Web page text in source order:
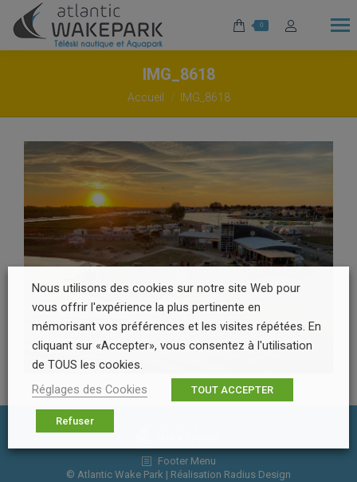
0
IMG_8618
Vous êtes ici :
Accueil IMG_8618
Footer Menu
© Atlantic Wake Park | Réalisation Radius Design
Nous utilisons des cookies sur notre site Web pour
vous offrir l'expérience la plus pertinente en
mémorisant vos préférences et les visites répétées. En
cliquant sur «Accepter», vous consentez à l'utilisation
de TOUS les cookies.
Réglages des Cookies
TOUT ACCEPTER
Refuser